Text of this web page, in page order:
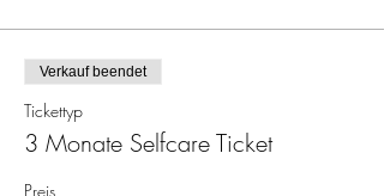
Verkauf beendet
Tickettyp
3 Monate Selfcare Ticket
Preis